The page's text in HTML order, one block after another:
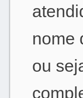
nome
ou